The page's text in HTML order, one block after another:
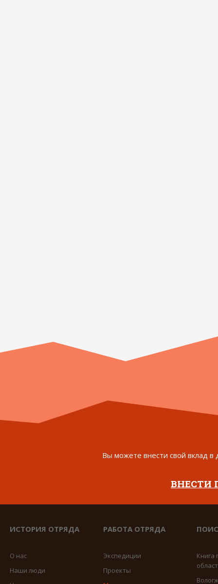
Вы можете внести свой вклад в
ВНЕСТИ
ИСТОРИЯ ОТРЯДА
О нас
Наши люди
РАБОТА ОТРЯДА
Экспедиции
Проекты
Книга